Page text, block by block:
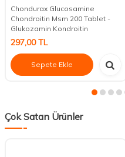
Chondurax Glucosamine
Chondroitin Msm 200 Tablet -
Glukozamin Kondroitin
297,00TL
Sepete Ekle
Çok Satan Ürünler